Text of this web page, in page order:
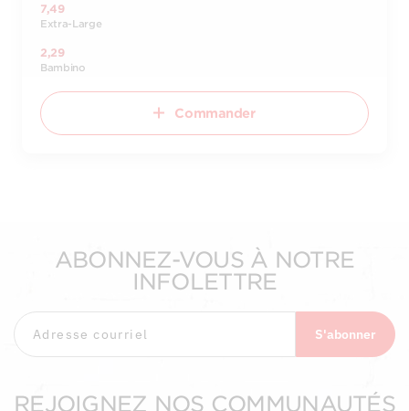
7,49
Extra-Large
2,29
Bambino
Commander
ABONNEZ-VOUS À NOTRE
INFOLETTRE
S'abonner
REJOIGNEZ NOS COMMUNAUTÉS